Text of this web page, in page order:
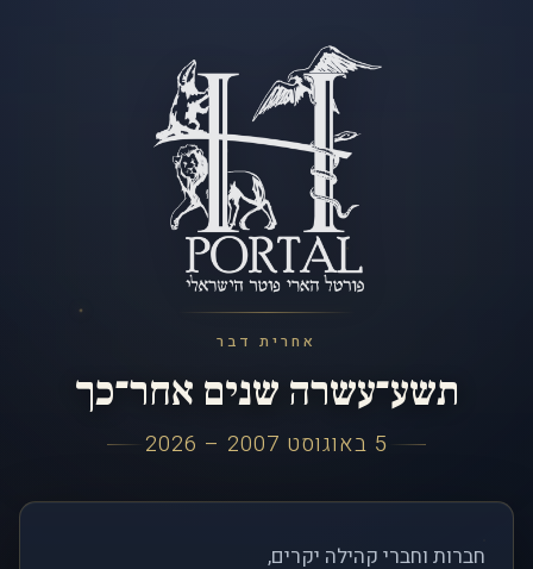
אחרית דבר
תשע־עשרה שנים אחר־כך
5 באוגוסט 2007 – 2026
חברות וחברי קהילה יקרים,